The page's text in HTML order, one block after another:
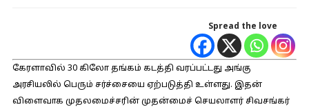
Spread the love
கேரளாவில் 30 கிலோ தங்கம் கடத்தி வரப்பட்டது அங்கு
அரசியலில் பெரும் சர்ச்சையை ஏற்படுத்தி உள்ளது. இதன்
விளைவாக முதலமைச்சரின் முதன்மைச் செயலாளர் சிவசங்கர்